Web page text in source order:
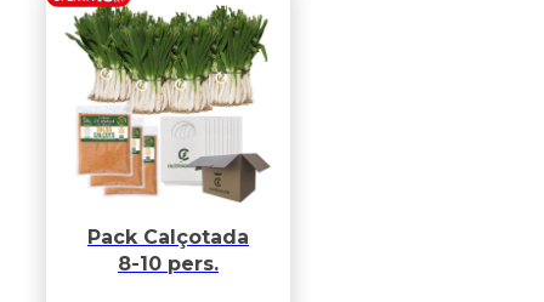
Pack Calçotada
8-10 pers.